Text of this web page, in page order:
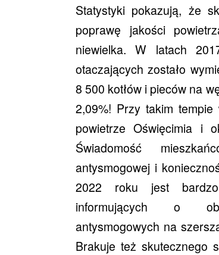
Statystyki pokazują, że
poprawę jakości
niewielka. W latach
otaczających zostało
8 500 kotłów i pieców na
2,09%! Przy takim
powietrze Oświęcimia i
Świadomość
antysmogowej i
2022 roku jest
informujących o
antysmogowych na
Brakuje też skutecznego